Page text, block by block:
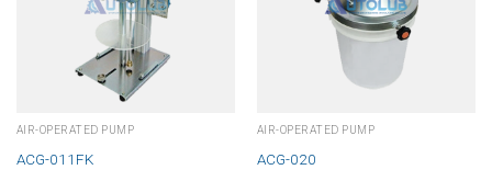
AIR-OPERATED PUMP
ACG-011FK
AIR-OPERATED PUMP
ACG-020